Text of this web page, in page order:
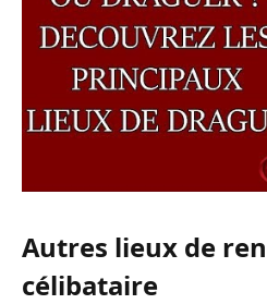
Autres lieux de
célibataire